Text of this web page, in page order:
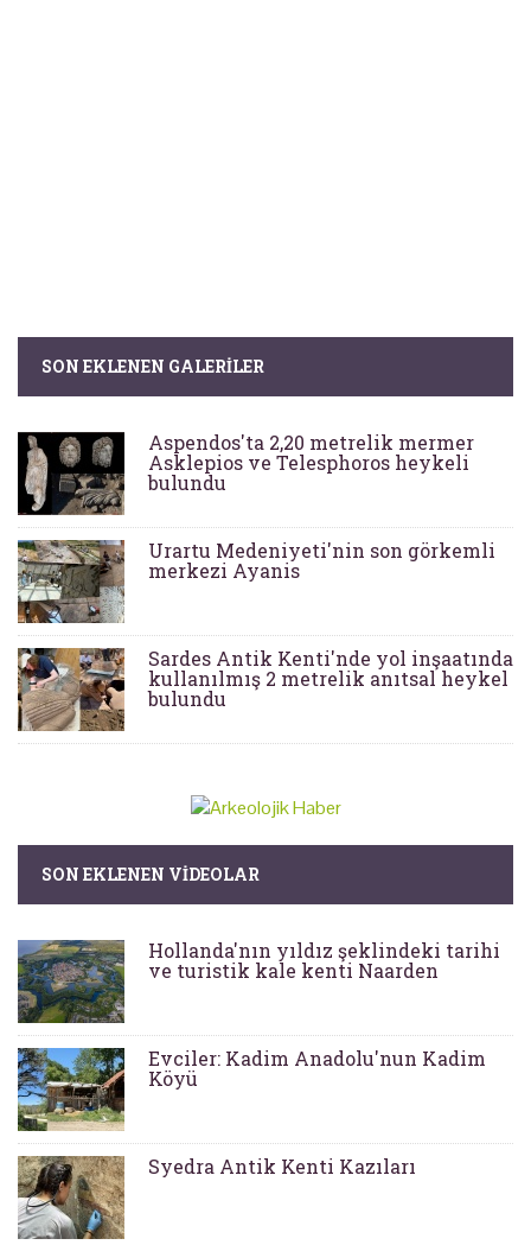
SON EKLENEN GALERILER
Aspendos'ta 2,20 metrelik mermer
Asklepios ve Telesphoros heykeli
bulundu
Urartu Medeniyeti'nin son görkemli
merkezi Ayanis
Sardes Antik Kenti'nde yol inşaatında
kullanılmış 2 metrelik anıtsal heykel
bulundu
SON EKLENEN VIDEOLAR
Hollanda'nın yıldız şeklindeki tarihi
ve turistik kale kenti Naarden
Evciler: Kadim Anadolu'nun Kadim
Köyü
Syedra Antik Kenti Kazıları